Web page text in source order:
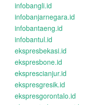
infobangli.id
infobanjarnegara.id
infobantaeng.id
infobantul.id
ekspresbekasi.id
ekspresbone.id
eksprescianjur.id
ekspresgresik.id
ekspresgorontalo.id